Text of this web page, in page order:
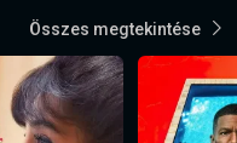
Összes megtekintése